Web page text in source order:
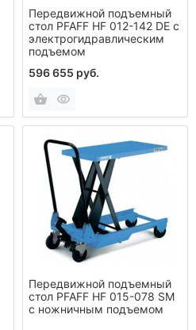
Передвижной подъемный
стол PFAFF HF 012-142 DE с
электрогидравлическим
подъемом
596 655 руб.
Передвижной подъемный
стол PFAFF HF 015-078 SM
с ножничным подъемом